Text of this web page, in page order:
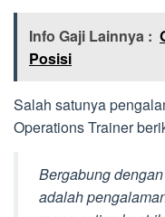
Info Gaji Lainnya :
Posisi
Salah satunya
Operations Trainer
Bergabung
adalah